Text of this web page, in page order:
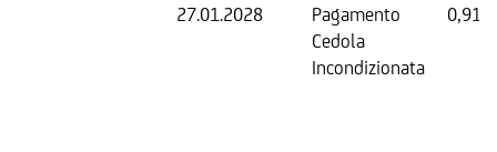
27.01.2028
Pagamento
Cedola
Incondizionata
0,91